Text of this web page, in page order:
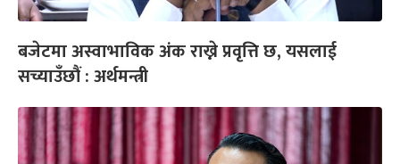
बजेटमा अस्वाभाविक अंक राख्ने प्रवृत्ति छ, यसलाई
सच्याउँछौं : अर्थमन्त्री